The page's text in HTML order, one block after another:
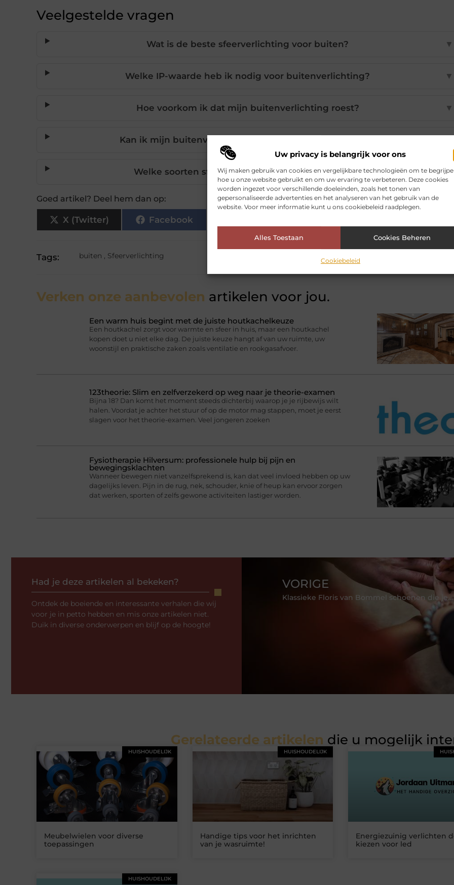
Uw privacy is belangrijk voor ons
Wij maken gebruik van cookies en vergelijkbare technologieën om te
hoe u onze website gebruikt en om uw ervaring te verbeteren. Deze cookies
worden ingezet voor verschillende doeleinden, zoals het tonen van
gepersonaliseerde advertenties en het analyseren van het gebruik van de
website. Voor meer informatie kunt u ons cookiebeleid raadplegen.
Alles Toestaan Cookies Beheren
Cookiebeleid
Veelgestelde vragen
Wat is de beste sfeerverlichting voor buiten? ▼
Welke IP-waarde heb ik nodig voor buitenverlichting? ▼
Hoe voorkom ik dat mijn buitenverlichting roest? ▼
Kan ik mijn buitenverlichting automatisch uitschakelen?
Welke soorten sfeerverlichting zijn er voor buiten? ▼
Goed artikel? Deel hem dan op:
X (Twitter) Facebook
Tags: buiten , Sfeerverlichting
Verken onze aanbevolen artikelen voor jou.
Een warm huis begint met de juiste houtkachelkeuze
Een houtkachel zorgt voor warmte en sfeer in huis, maar een houtkachel
kopen doet u niet elke dag. De juiste keuze hangt af van uw ruimte, uw
woonstijl en praktische zaken zoals ventilatie en rookgasafvoer.
123theorie: Slim en zelfverzekerd op weg naar je theorie-examen
Bijna 18? Dan komt het moment steeds dichterbij waarop je je rijbewijs wilt
halen. Voordat je achter het stuur of op de motor mag stappen, moet je eerst
slagen voor het theorie-examen. Veel jongeren zoeken
Fysiotherapie Hilversum: professionele hulp bij pijn en
bewegingsklachten
Wanneer bewegen niet vanzelfsprekend is, kan dat veel invloed hebben op uw
dagelijks leven. Pijn in de rug, nek, schouder, knie of heup kan ervoor zorgen
dat werken, sporten of zelfs gewone activiteiten lastiger worden.
Had je deze artikelen al bekeken?
Ontdek de boeiende en interessante verhalen die wij
voor je in petto hebben en mis onze artikelen niet.
Duik in diverse onderwerpen en blijf op de hoogte!
VORIGE
Klassieke Floris van Bommel schoenen die je niet mag missen
Gerelateerde artikelen die u mogelijk
HUISHOUDELIJK
Meubelwielen voor diverse
toepassingen
HUISHOUDELIJK
Handige tips voor het inrichten
van je wasruimte!
Energiezuinig verlichten
kiezen voor led
HUISHOUDELIJK